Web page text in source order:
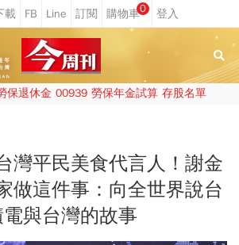
0
保退休金 00939 勞保年金試算 存股名單
灣平民美食代言人！謝金
做這件事：向全世界說台
與台灣的故事